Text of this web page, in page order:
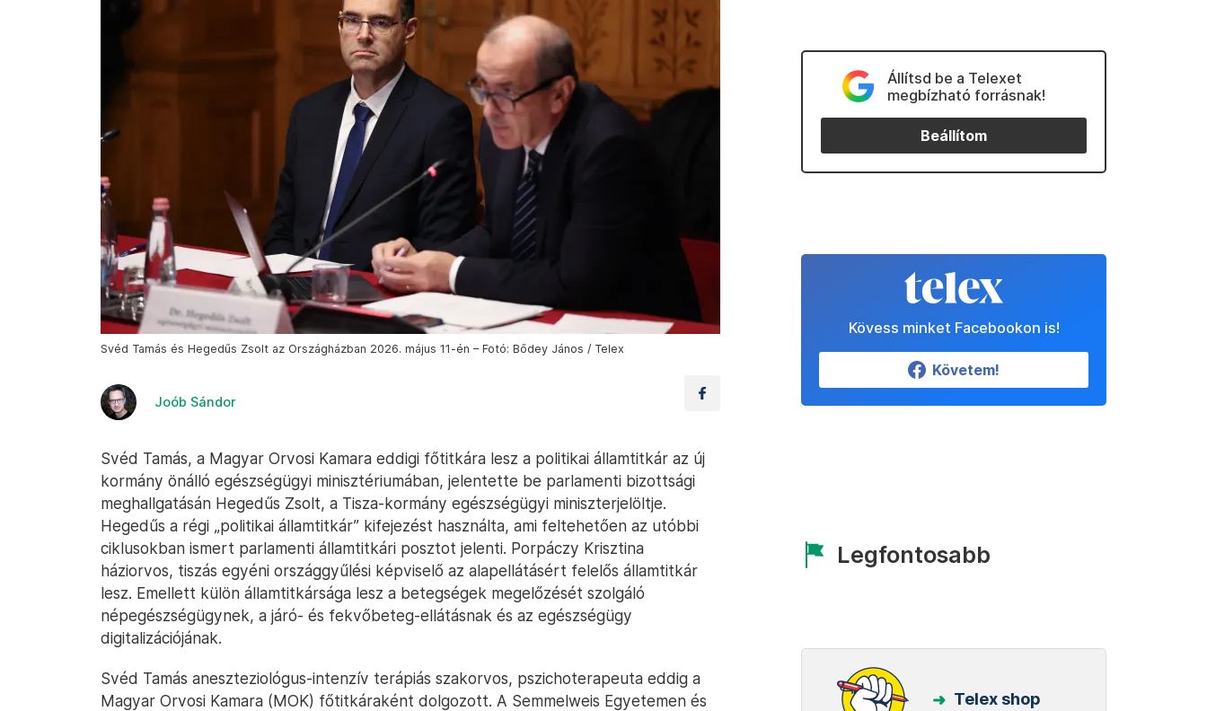
Svéd Tamás és Hegedűs Zsolt az Országházban 2026. május 11-én – Fotó: Bődey János / Telex
Joób Sándor
Svéd Tamás, a Magyar Orvosi Kamara eddigi főtitkára lesz a politikai államtitkár az új
kormány önálló egészségügyi minisztériumában, jelentette be parlamenti bizottsági
meghallgatásán Hegedűs Zsolt, a Tisza-kormány egészségügyi miniszterjelöltje.
Hegedűs a régi „politikai államtitkár” kifejezést használta, ami feltehetően az utóbbi
ciklusokban ismert parlamenti államtitkári posztot jelenti. Porpáczy Krisztina
háziorvos, tiszás egyéni országgyűlési képviselő az alapellátásért felelős államtitkár
lesz. Emellett külön államtitkársága lesz a betegségek megelőzését szolgáló
népegészségügynek, a járó- és fekvőbeteg-ellátásnak és az egészségügy
digitalizációjának.
Svéd Tamás aneszteziológus-intenzív terápiás szakorvos, pszichoterapeuta eddig a
Magyar Orvosi Kamara (MOK) főtitkáraként dolgozott. A Semmelweis Egyetemen és
Állítsd be a Telexet
megbízható forrásnak!
Beállítom
Kövess minket Facebookon is!
Követem!
Legfontosabb
Telex shop